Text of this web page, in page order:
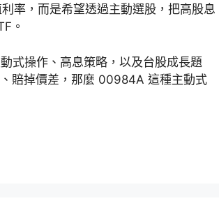
率，而是希望透過主動選股，把高股息
。
式操作、高息策略，以及台股成長題
賠掉價差，那麼 00984A 這種主動式